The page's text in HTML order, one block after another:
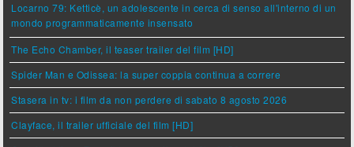
Locarno 79: Ketticè, un adolescente in cerca di senso all'interno di un
mondo programmaticamente insensato
The Echo Chamber, il teaser trailer del film [HD]
Spider Man e Odissea: la super coppia continua a correre
Stasera in tv: i film da non perdere di sabato 8 agosto 2026
Clayface, il trailer ufficiale del film [HD]